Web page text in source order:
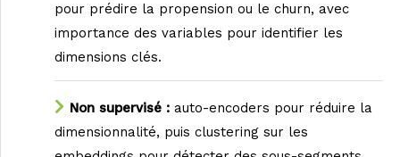
pour prédire la propension ou le churn, avec
importance des variables pour identifier les
dimensions clés.
Non supervisé : auto-encoders pour réduire la
dimensionnalité, puis clustering sur les